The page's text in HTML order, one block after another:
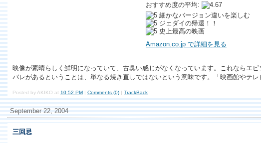
おすすめ度の平均:
細かなバージョン違いを楽しむ
ジェダイの帰還！！
史上最高の映画
Amazon.co.jp で詳細を見る
映像が素晴らしく鮮明になっていて、古臭い感じがなくなっています。これならエ
バレがあるということは、単なる焼き直しではないという意味です。「映画館やテ
Posted by AKIKO at 10:52 PM | Comments (0) | TrackBack
September 22, 2004
三回忌